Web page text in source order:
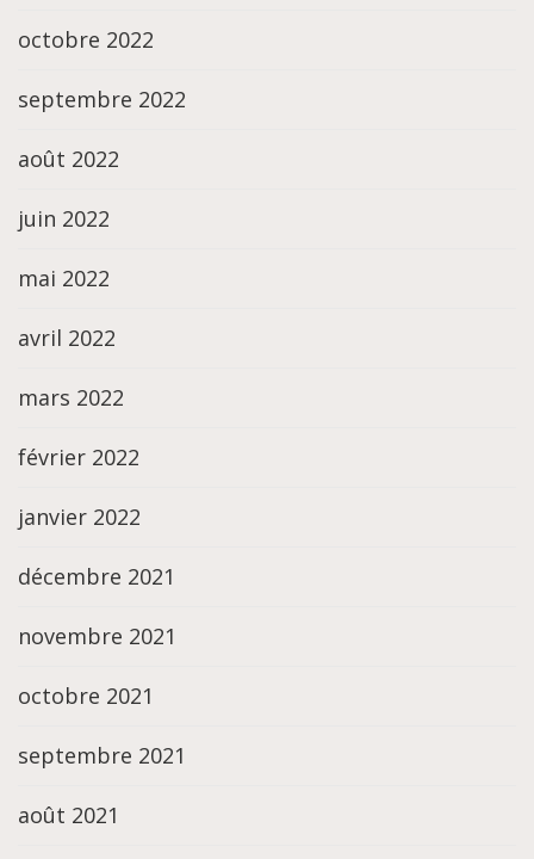
octobre 2022
septembre 2022
août 2022
juin 2022
mai 2022
avril 2022
mars 2022
février 2022
janvier 2022
décembre 2021
novembre 2021
octobre 2021
septembre 2021
août 2021